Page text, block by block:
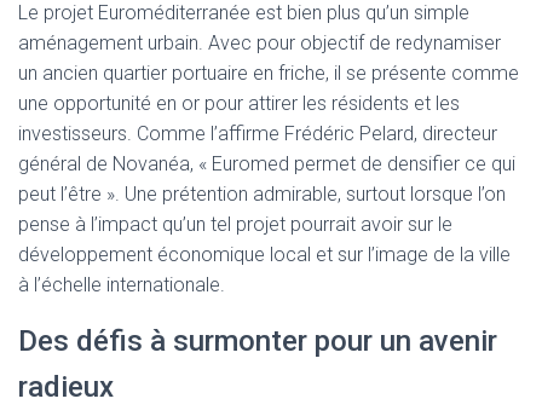
Le projet Euroméditerranée est bien plus qu’un simple
aménagement urbain. Avec pour objectif de redynamiser
un ancien quartier portuaire en friche, il se présente comme
une opportunité en or pour attirer les résidents et les
investisseurs. Comme l’affirme Frédéric Pelard, directeur
général de Novanéa, « Euromed permet de densifier ce qui
peut l’être ». Une prétention admirable, surtout lorsque l’on
pense à l’impact qu’un tel projet pourrait avoir sur le
développement économique local et sur l’image de la ville
à l’échelle internationale.
Des défis à surmonter pour un avenir
radieux